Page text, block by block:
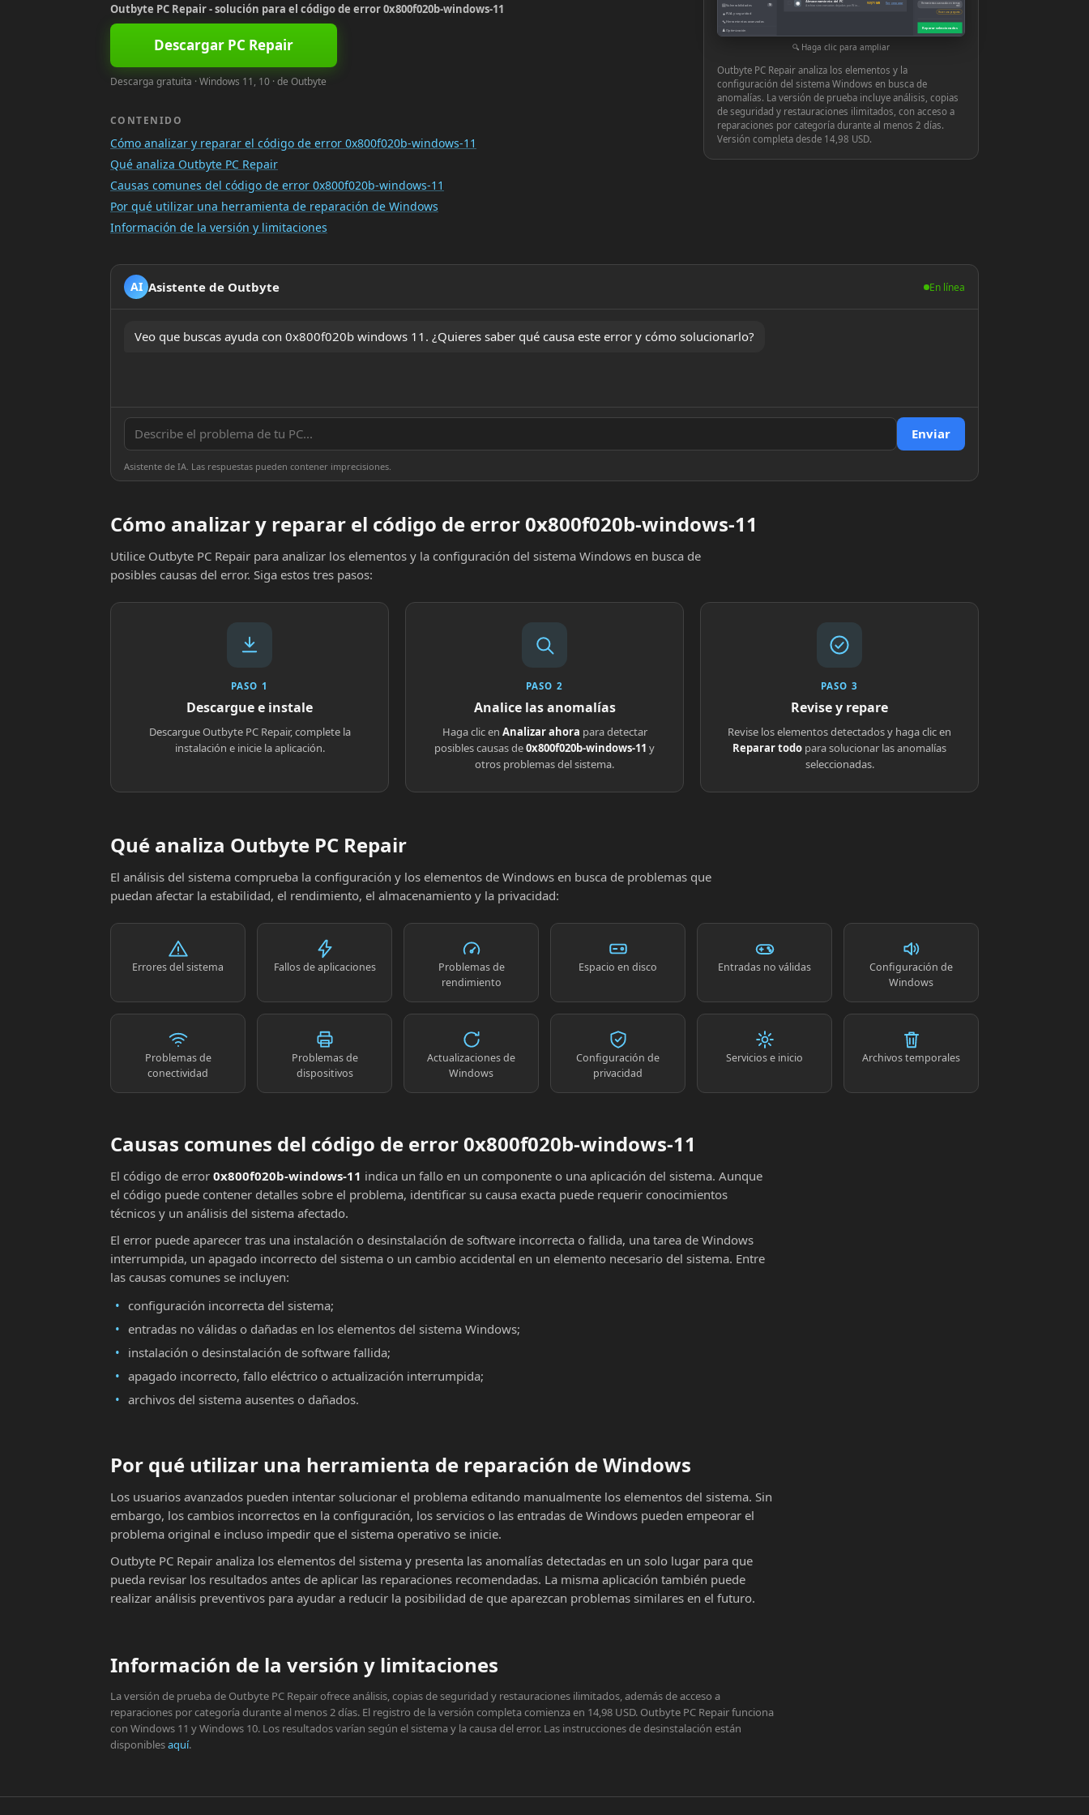
Outbyte PC Repair - solución para el código de error 0x800f020b-windows-11
Descargar PC Repair
Descarga gratuita · Windows 11, 10 · de Outbyte
CONTENIDO
Cómo analizar y reparar el código de error 0x800f020b-windows-11
Qué analiza Outbyte PC Repair
Causas comunes del código de error 0x800f020b-windows-11
Por qué utilizar una herramienta de reparación de Windows
Información de la versión y limitaciones
▤Vulnerabilidades 10
● PUA y seguridad
🔧Herramientas avanzadas
♟Optimización
◉ Archivos innecesarios dejados por Windows o las aplicaciones
939,71 MB Ver y reparar Herramientas avanzadas en tiempo
real
Hacer una pregunta
Reparar seleccionados
Haga clic para ampliar
Outbyte PC Repair analiza los elementos y la
configuración del sistema Windows en busca de
anomalías. La versión de prueba incluye análisis, copias
de seguridad y restauraciones ilimitados, con acceso a
reparaciones por categoría durante al menos 2 días.
Versión completa desde 14,98 USD.
AI Asistente de Outbyte En línea
Veo que buscas ayuda con 0x800f020b windows 11. ¿Quieres saber qué causa este error y cómo solucionarlo?
Enviar
Asistente de IA. Las respuestas pueden contener imprecisiones.
Cómo analizar y reparar el código de error 0x800f020b-windows-11
Utilice Outbyte PC Repair para analizar los elementos y la configuración del sistema Windows en busca de
posibles causas del error. Siga estos tres pasos:
PASO 1
Descargue e instale
Descargue Outbyte PC Repair, complete la
instalación e inicie la aplicación.
PASO 2
Analice las anomalías
Haga clic en Analizar ahora para detectar
posibles causas de0x800f020b-windows-11 y
otros problemas del sistema.
PASO 3
Revise y repare
Revise los elementos detectados y haga clic en
Reparar todo para solucionar las anomalías
seleccionadas.
Qué analiza Outbyte PC Repair
El análisis del sistema comprueba la configuración y los elementos de Windows en busca de problemas que
puedan afectar la estabilidad, el rendimiento, el almacenamiento y la privacidad:
Errores del sistema Fallos de aplicaciones
Problemas de
rendimiento
Espacio en disco Entradas no válidas
Configuración de
Windows
Problemas de
conectividad
Problemas de
dispositivos
Actualizaciones de
Windows
Configuración de
privacidad
Servicios e inicio Archivos temporales
Causas comunes del código de error 0x800f020b-windows-11
El código de error 0x800f020b-windows-11 indica un fallo en un componente o una aplicación del sistema. Aunque
el código puede contener detalles sobre el problema, identificar su causa exacta puede requerir conocimientos
técnicos y un análisis del sistema afectado.
El error puede aparecer tras una instalación o desinstalación de software incorrecta o fallida, una tarea de Windows
interrumpida, un apagado incorrecto del sistema o un cambio accidental en un elemento necesario del sistema. Entre
las causas comunes se incluyen:
configuración incorrecta del sistema;
entradas no válidas o dañadas en los elementos del sistema Windows;
instalación o desinstalación de software fallida;
apagado incorrecto, fallo eléctrico o actualización interrumpida;
archivos del sistema ausentes o dañados.
Por qué utilizar una herramienta de reparación de Windows
Los usuarios avanzados pueden intentar solucionar el problema editando manualmente los elementos del sistema. Sin
embargo, los cambios incorrectos en la configuración, los servicios o las entradas de Windows pueden empeorar el
problema original e incluso impedir que el sistema operativo se inicie.
Outbyte PC Repair analiza los elementos del sistema y presenta las anomalías detectadas en un solo lugar para que
pueda revisar los resultados antes de aplicar las reparaciones recomendadas. La misma aplicación también puede
realizar análisis preventivos para ayudar a reducir la posibilidad de que aparezcan problemas similares en el futuro.
Información de la versión y limitaciones
La versión de prueba de Outbyte PC Repair ofrece análisis, copias de seguridad y restauraciones ilimitados, además de acceso a
reparaciones por categoría durante al menos 2 días. El registro de la versión completa comienza en 14,98 USD. Outbyte PC Repair funciona
con Windows 11 y Windows 10. Los resultados varían según el sistema y la causa del error. Las instrucciones de desinstalación están
disponiblesaquí.